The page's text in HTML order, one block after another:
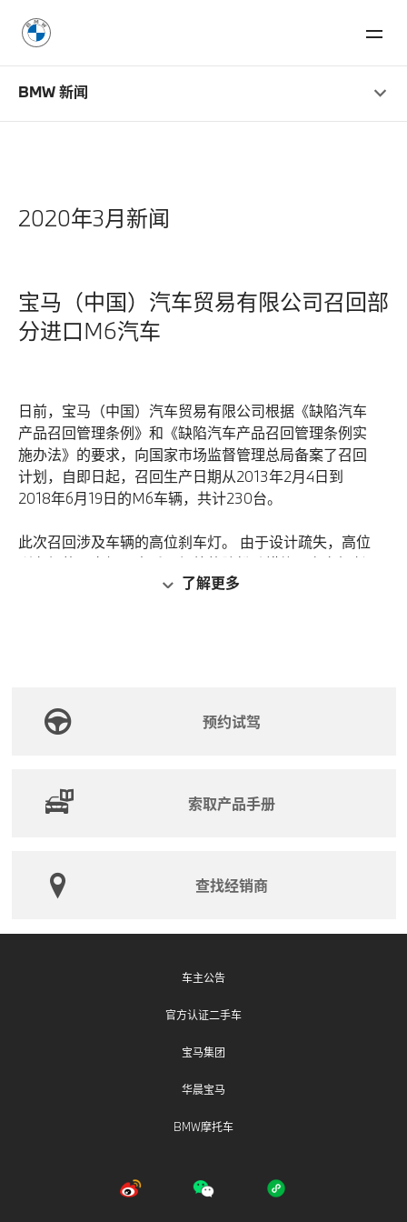
BMW 新闻
2020年3月新闻
宝马（中国）汽车贸易有限公司召回部
分进口M6汽车
日前，宝马（中国）汽车贸易有限公司根据《缺陷汽车
产品召回管理条例》和《缺陷汽车产品召回管理条例实
施办法》的要求，向国家市场监督管理总局备案了召回
计划，自即日起，召回生产日期从2013年2月4日到
2018年6月19日的M6车辆，共计230台。
此次召回涉及车辆的高位刹车灯。 由于设计疏失，高位
刹车灯的固定螺母未采取额外的防松动措施，在车辆长
时间使用后，螺母可能因固定支架热胀冷缩的应力变化
免费使用新的螺母，加涂螺母粘结剂，对高位刹车灯进
行重新固定，以消除安全隐患。
消息等形式通知客户。用户可拨打宝马售后服务热线：
了解更多
预约试驾
索取产品手册
查找经销商
车主公告
官方认证二手车
宝马集团
华晨宝马
BMW摩托车